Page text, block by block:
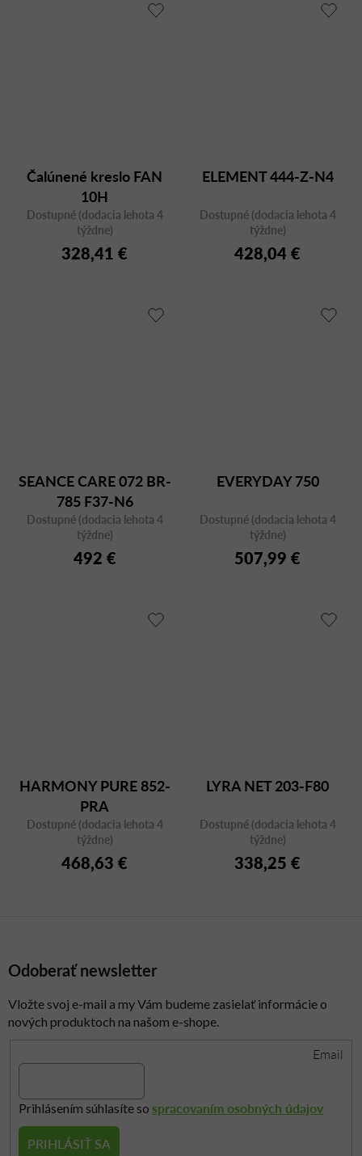
Čalúnené kreslo FAN
10H
Dostupné (dodacia lehota 4
týždne)
328,41 €
ELEMENT 444-Z-N4
Dostupné (dodacia lehota 4
týždne)
428,04 €
SEANCE CARE 072 BR-
785 F37-N6
Dostupné (dodacia lehota 4
týždne)
492 €
EVERYDAY 750
Dostupné (dodacia lehota 4
týždne)
507,99 €
HARMONY PURE 852-
PRA
Dostupné (dodacia lehota 4
týždne)
468,63 €
LYRA NET 203-F80
Dostupné (dodacia lehota 4
týždne)
338,25 €
Odoberať newsletter
Vložte svoj e-mail a my Vám budeme zasielať informácie o
nových produktoch na našom e-shope.
Email
Prihlásením súhlasíte so spracovaním osobných údajov
PRIHLÁSIŤ SA